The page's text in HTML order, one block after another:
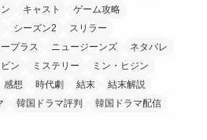
キャスト
ゲーム攻略
シーズン2
スリラー
プラス ニュージーンズ
ネタバレ
ン ミステリー
ミン・ヒジン
感想 時代劇 結末
結末解説
韓国ドラマ評判
韓国ドラマ配信